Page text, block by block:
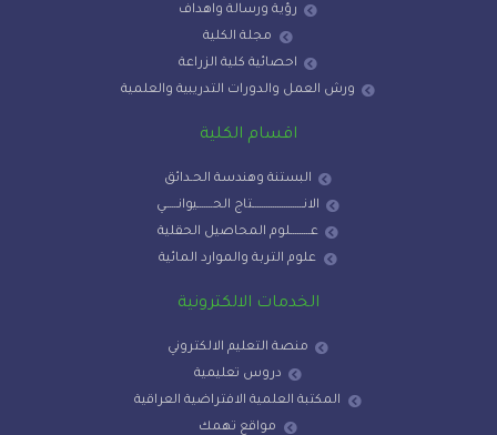
رؤية ورسالة واهداف
مجلة الكلية
احصائية كلية الزراعة
ورش العمل والدورات التدريبية والعلمية
اقسام الكلية
البستنة وهندسة الحـدائق
الانـــــــــــــــــــــــتاج الحـــــــيوانــــــي
عـــــــــلوم المحاصيل الحقلية
علوم التربة والموارد المائية
الخدمات الالكترونية
منصة التعليم الالكتروني
دروس تعليمية
المكتبة العلمية الافتراضية العراقية
مواقع تهمك